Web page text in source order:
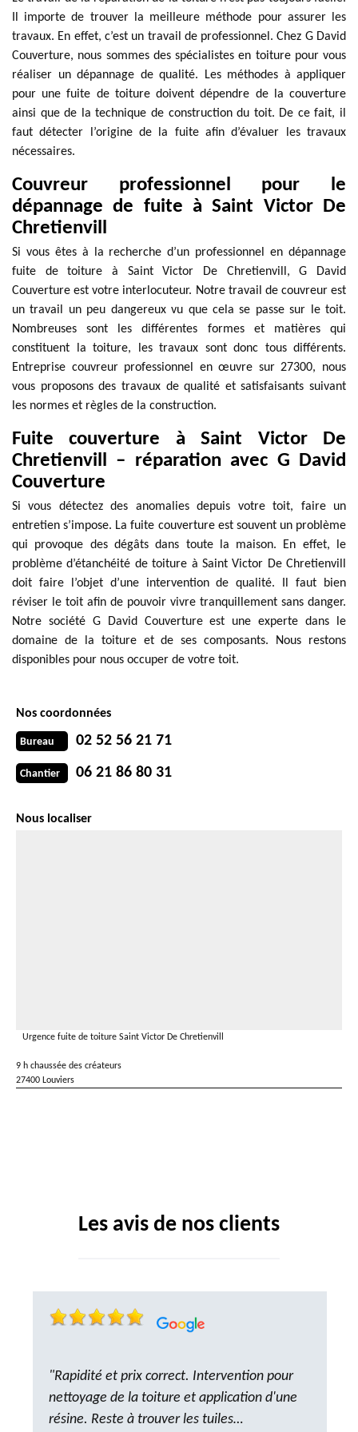
Il importe de trouver la meilleure méthode pour assurer les
travaux. En effet, c’est un travail de professionnel. Chez G David
Couverture, nous sommes des spécialistes en toiture pour vous
réaliser un dépannage de qualité. Les méthodes à appliquer
pour une fuite de toiture doivent dépendre de la couverture
ainsi que de la technique de construction du toit. De ce fait, il
faut détecter l’origine de la fuite afin d’évaluer les travaux
nécessaires.
Couvreur professionnel pour le
dépannage de fuite à Saint Victor De
Chretienvill
Si vous êtes à la recherche d’un professionnel en dépannage
fuite de toiture à Saint Victor De Chretienvill, G David
Couverture est votre interlocuteur. Notre travail de couvreur est
un travail un peu dangereux vu que cela se passe sur le toit.
Nombreuses sont les différentes formes et matières qui
constituent la toiture, les travaux sont donc tous différents.
Entreprise couvreur professionnel en œuvre sur 27300, nous
vous proposons des travaux de qualité et satisfaisants suivant
les normes et règles de la construction.
Fuite couverture à Saint Victor De
Chretienvill – réparation avec G David
Couverture
Si vous détectez des anomalies depuis votre toit, faire un
entretien s’impose. La fuite couverture est souvent un problème
qui provoque des dégâts dans toute la maison. En effet, le
problème d’étanchéité de toiture à Saint Victor De Chretienvill
doit faire l’objet d’une intervention de qualité. Il faut bien
réviser le toit afin de pouvoir vivre tranquillement sans danger.
Notre société G David Couverture est une experte dans le
domaine de la toiture et de ses composants. Nous restons
disponibles pour nous occuper de votre toit.
Nos coordonnées
Bureau 02 52 56 21 71
Chantier 06 21 86 80 31
Nous localiser
Urgence fuite de toiture Saint Victor De Chretienvill
9 h chaussée des créateurs
27400 Louviers
Les avis de nos clients
"Rapidité et prix correct. Intervention pour
nettoyage de la toiture et application d'une
résine. Reste à trouver les tuiles